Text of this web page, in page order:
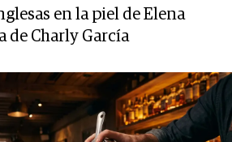
en la piel de Elena
de Charly García